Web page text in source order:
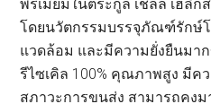
พรีเมียมในตระกูล เชลล์ เฮลิ
โดยนวัตกรรมบรรจุภัณฑ์รักษ์
แวดล้อม และมีความยั่งยืนมา
รีไซเคิล 100% คุณภาพสูง มีค
สภาวะการขนส่ง สามารถคง